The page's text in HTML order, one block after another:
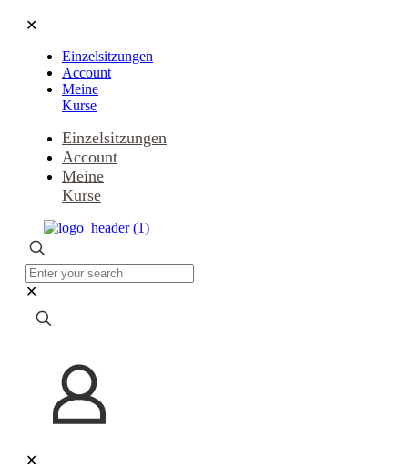
✕
Einzelsitzungen
Account
Meine
Kurse
Einzelsitzungen
Account
Meine
Kurse
✕
✕